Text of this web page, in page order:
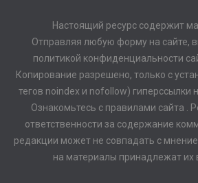
Настоящий ресурс содержит
Отправляя любую форму на сайте,
политикой конфиденциальности
Копирование разрешено, только с
тегов noindex и nofollow) гиперссылки
Ознакомьтесь с правилами сайта .
ответственности за содержание
редакции может не совпадать с
на материалы принадлежат их